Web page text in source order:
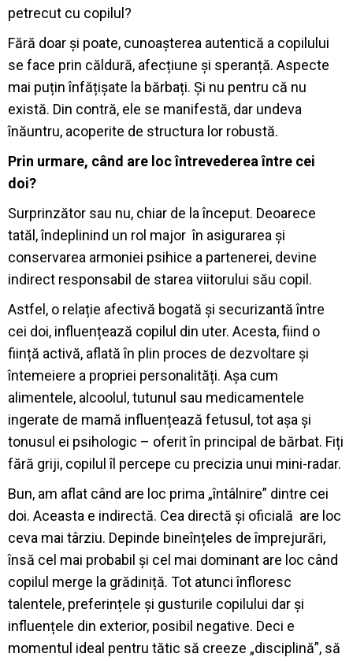
petrecut cu copilul?
Fără doar și poate, cunoașterea autentică a copilului
se face prin căldură, afecțiune și speranță. Aspecte
mai puțin înfățișate la bărbați. Și nu pentru că nu
există. Din contră, ele se manifestă, dar undeva
înăuntru, acoperite de structura lor robustă.
Prin urmare, când are loc întrevederea între cei
doi?
Surprinzător sau nu, chiar de la început. Deoarece
tatăl, îndeplinind un rol major în asigurarea și
conservarea armoniei psihice a partenerei, devine
indirect responsabil de starea viitorului său copil.
Astfel, o relație afectivă bogată și securizantă între
cei doi, influențează copilul din uter. Acesta, fiind o
ființă activă, aflată în plin proces de dezvoltare și
întemeiere a propriei personalități. Așa cum
alimentele, alcoolul, tutunul sau medicamentele
ingerate de mamă influențează fetusul, tot așa și
tonusul ei psihologic – oferit în principal de bărbat. Fiți
fără griji, copilul îl percepe cu precizia unui mini-radar.
Bun, am aflat când are loc prima „întâlnire” dintre cei
doi. Aceasta e indirectă. Cea directă și oficială are loc
ceva mai târziu. Depinde bineînțeles de împrejurări,
însă cel mai probabil și cel mai dominant are loc când
copilul merge la grădiniță. Tot atunci înfloresc
talentele, preferințele și gusturile copilului dar și
influențele din exterior, posibil negative. Deci e
momentul ideal pentru tătic să creeze „disciplină”, să